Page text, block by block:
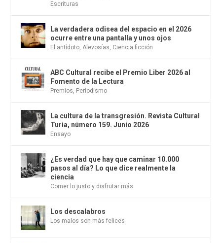
Escrituras
La verdadera odisea del espacio en el 2026
ocurre entre una pantalla y unos ojos
El antídoto,Alevosías, Ciencia ficción
ABC Cultural recibe el Premio Liber 2026 al
Fomento de la Lectura
Premios, Periodismo
La cultura de la transgresión. Revista Cultural
Turia, número 159. Junio 2026
Ensayo
¿Es verdad que hay que caminar 10.000
pasos al día? Lo que dice realmente la
ciencia
Comer lo justo y disfrutar más
Los descalabros
Los malos son más felices